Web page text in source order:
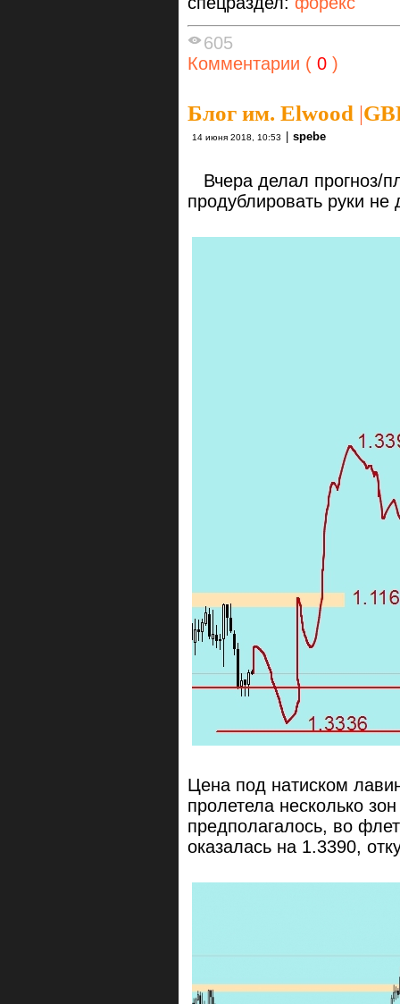
605
Комментарии ( 0 )
Блог им. Elwood |
14 июня 2018, 10:53 | spebe
Вчера делал прогноз/
продублировать руки
Цена под натиском
пролетела несколько
предполагалось, во
оказалась на 1.3390,